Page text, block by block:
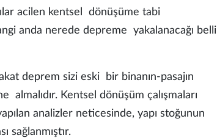
acilen kentsel dönüşüme tabi
anda nerede depreme yakalanacağı belli
deprem sizi eski bir binanın-pasajın
Kentsel dönüşüm çalışmaları
analizler neticesinde, yapı stoğunun
sağlanmıştır.